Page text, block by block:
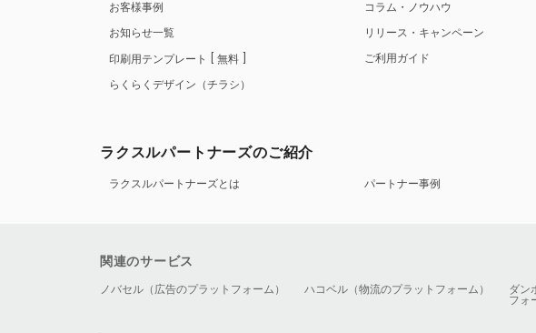
お客様事例
お知らせ一覧
印刷用テンプレート
無料
らくらくデザイン（チラシ）
コラム・ノウハウ
リリース・キャンペーン
ご利用ガイド
ラクスルパートナーズのご紹介
ラクスルパートナーズとは パートナー事例
関連のサービス
ノバセル（広告のプラットフォーム） ハコベル（物流のプラットフォーム）
ダン
フォ